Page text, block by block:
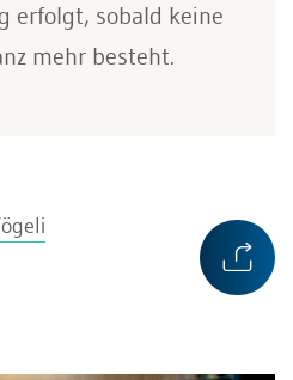
erfolgt, sobald keine
mehr besteht.